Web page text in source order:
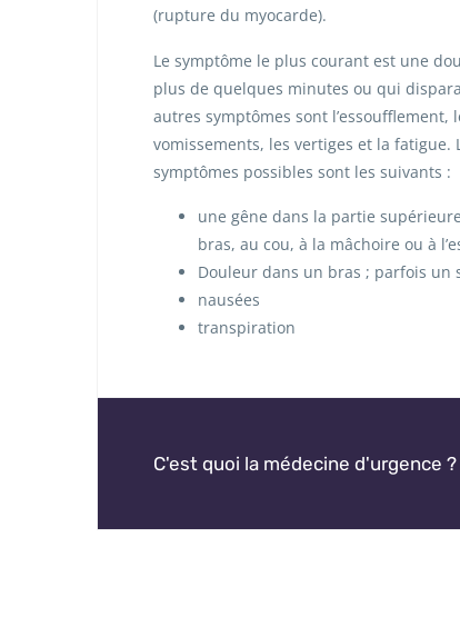
(rupture du myocarde).
Le symptôme le plus courant est une
plus de quelques minutes ou qui
autres symptômes sont l’essoufflement,
vomissements, les vertiges et la fatigue.
symptômes possibles sont les suivants :
une gêne dans la partie
bras, au cou, à la mâchoire ou à
Douleur dans un bras ; parfois un
nausées
transpiration
C'est quoi la médecine d'urgence ?